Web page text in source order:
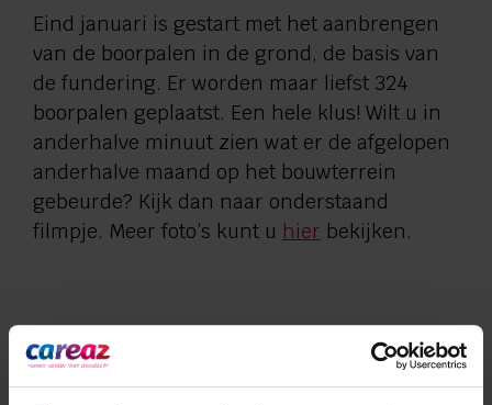
Eind januari is gestart met het aanbrengen
van de boorpalen in de grond, de basis van
de fundering. Er worden maar liefst 324
boorpalen geplaatst. Een hele klus! Wilt u in
anderhalve minuut zien wat er de afgelopen
anderhalve maand op het bouwterrein
gebeurde? Kijk dan naar onderstaand
filmpje. Meer foto’s kunt u hier bekijken.